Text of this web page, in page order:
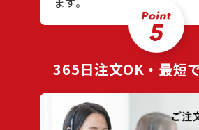
365日注文OK・ 最短